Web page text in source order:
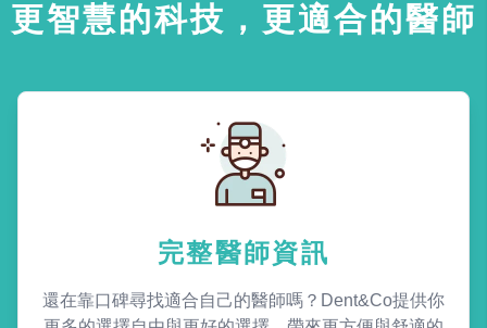
更智慧的科技，更適合的醫師
完整醫師資訊
還在靠口碑尋找適合自己的醫師嗎？Dent&Co提供你